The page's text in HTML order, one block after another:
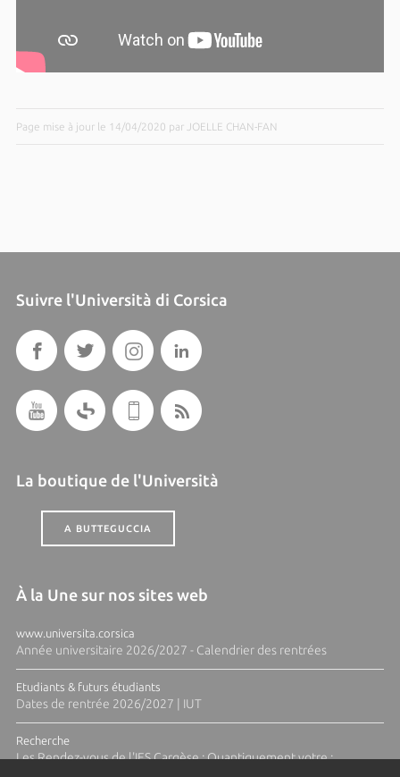
Page mise à jour le 14/04/2020 par JOELLE CHAN-FAN
Suivre l'Università di Corsica
La boutique de l'Università
A BUTTEGUCCIA
À la Une sur nos sites web
www.universita.corsica
Année universitaire 2026/2027 - Calendrier des rentrées
Etudiants & futurs étudiants
Dates de rentrée 2026/2027 | IUT
Recherche
Les Rendez-vous de l'IES Cargèse : Quantiquement votre :